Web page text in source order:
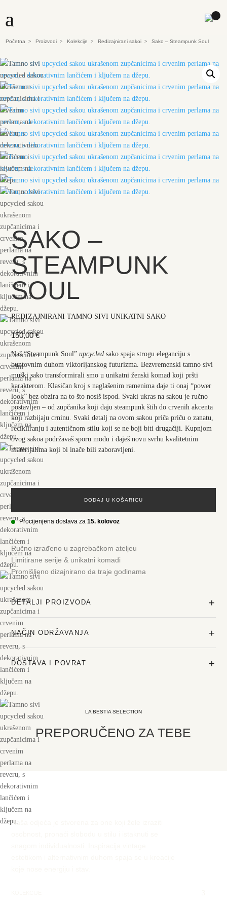
a
Početna > Proizvodi > Kolekcije > Redizajnirani sakoi > Sako – Steampunk Soul
SAKO –
STEAMPUNK
SOUL
REDIZAJNIRANI TAMNO SIVI UNIKATNI SAKO
150,00€
Naš “Steampunk Soul”upcycled sako spaja strogu eleganciju s
buntovnim duhom viktorijanskog futurizma. Bezvremenski tamno sivi
muški sako transformirali smo u unikatni ženski komad koji pršti
karakterom. Klasičan kroj s naglašenim ramenima daje ti onaj “power
look” bez obzira na to što nosiš ispod. Svaki ukras na sakou je ručno
postavljen – od zupčanika koji daju steampunk štih do crvenih akcenta
koji razbijaju crninu. Svaki detalj na ovom sakou priča priču o zanatu,
recikliranju i autentičnom stilu koji se ne boji biti drugačiji.Kupnjom
ovog sakoa podržavaš sporu modu i daješ novu svrhu kvalitetnim
materijalima koji bi inače bili zaboravljeni.
.
DODAJ U KOŠARICU
Procijenjena dostava za15. kolovoz
Ručno izrađeno u zagrebačkom ateljeu
Limitirane serije & unikatni komadi
Promišljeno dizajnirano da traje godinama
DETALJI PROIZVODA +
NAČIN ODRŽAVANJA +
DOSTAVA I POVRAT +
LA BESTIA SELECTION
PREPORUČENO ZA TEBE
Naša odjeća je stvorena za one koji žele izraziti